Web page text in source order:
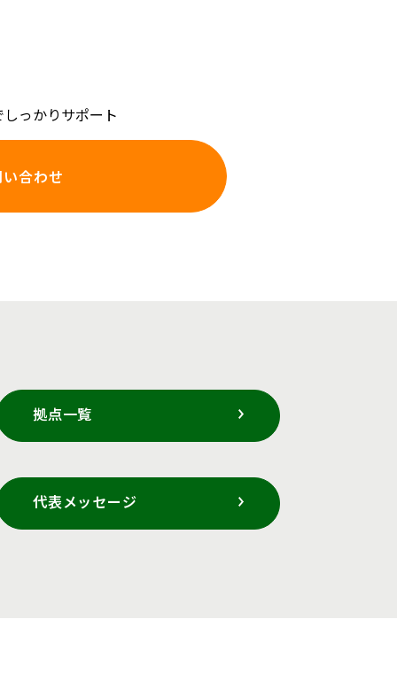
しっかりサポート
合わせ
拠点一覧
代表メッセージ